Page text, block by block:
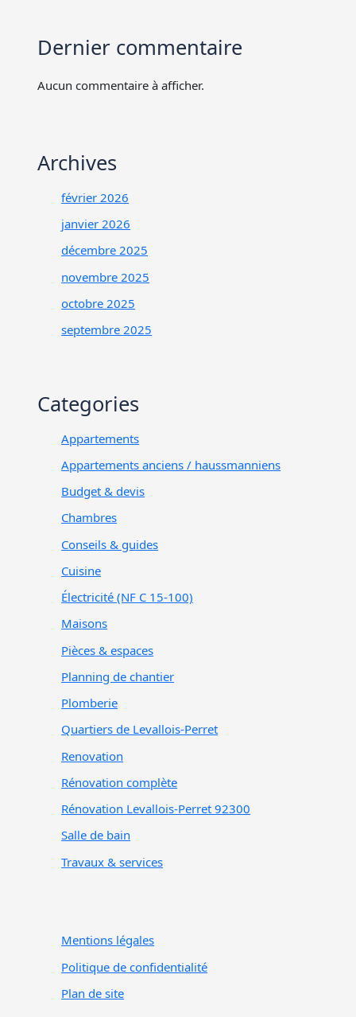
Dernier commentaire
Aucun commentaire à afficher.
Archives
février 2026
janvier 2026
décembre 2025
novembre 2025
octobre 2025
septembre 2025
Categories
Appartements
Appartements anciens / haussmanniens
Budget & devis
Chambres
Conseils & guides
Cuisine
Électricité (NF C 15-100)
Maisons
Pièces & espaces
Planning de chantier
Plomberie
Quartiers de Levallois-Perret
Renovation
Rénovation complète
Rénovation Levallois-Perret 92300
Salle de bain
Travaux & services
Mentions légales
Politique de confidentialité
Plan de site